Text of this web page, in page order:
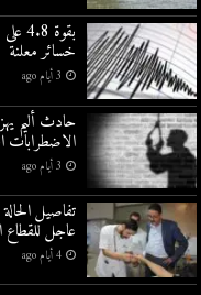
خسائر معلنة
3 أيام ago
حادث أليم
الاضطرابات
3 أيام ago
تفاصيل
عاجل
4 أيام ago